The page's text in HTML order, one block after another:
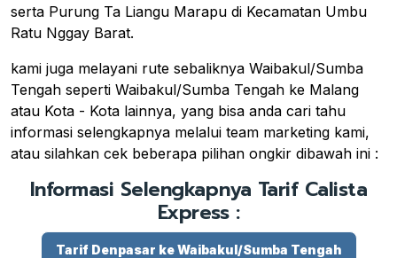
serta Purung Ta Liangu Marapu di Kecamatan Umbu
Ratu Nggay Barat.
kami juga melayani rute sebaliknya Waibakul/Sumba
Tengah seperti Waibakul/Sumba Tengah ke Malang
atau Kota - Kota lainnya, yang bisa anda cari tahu
informasi selengkapnya melalui team marketing kami,
atau silahkan cek beberapa pilihan ongkir dibawah ini :
Informasi Selengkapnya Tarif Calista
Express :
Tarif Denpasar ke Waibakul/Sumba Tengah